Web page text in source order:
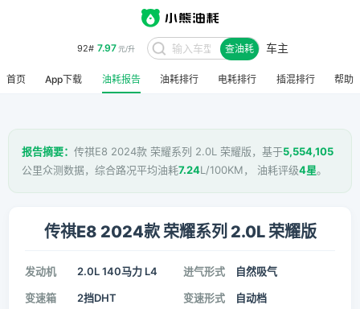
92# 7.97元/升 查油耗 车主
首页 App下载 油耗报告 油耗排行 电耗排行 插混排行 帮助
报告摘要： 传祺E8 2024款 荣耀系列 2.0L 荣耀版，基于5,554,105
公里众测数据，综合路况平均油耗7.24L/100KM， 油耗评级4星。
传祺E8 2024款 荣耀系列 2.0L 荣耀版
发动机 2.0L 140马力 L4 进气形式 自然吸气
变速箱 2挡DHT 变速形式 自动档